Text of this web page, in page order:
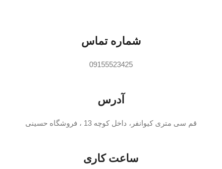
شماره تماس
09155523425
آدرس
قم سی متری کیوانفر، داخل کوچه 13 ، فروشگاه حسینی
ساعت کاری